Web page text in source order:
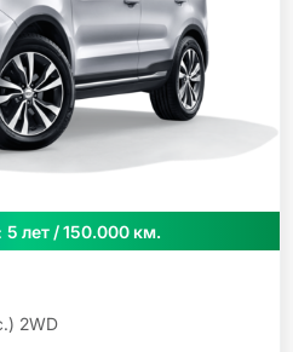
5 лет / 150.000 км.
2WD